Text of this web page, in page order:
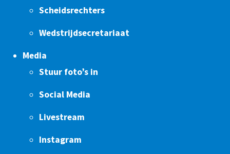
Scheidsrechters
Wedstrijdsecretariaat
Media
Stuur foto’s in
Social Media
Livestream
Instagram